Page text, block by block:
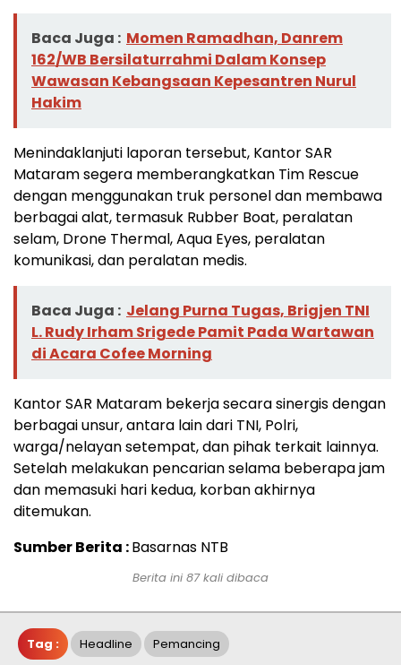
Baca Juga : Momen Ramadhan, Danrem
162/WB Bersilaturrahmi Dalam Konsep
Wawasan Kebangsaan Kepesantren Nurul
Hakim
Menindaklanjuti laporan tersebut, Kantor SAR
Mataram segera memberangkatkan Tim Rescue
dengan menggunakan truk personel dan membawa
berbagai alat, termasuk Rubber Boat, peralatan
selam, Drone Thermal, Aqua Eyes, peralatan
komunikasi, dan peralatan medis.
Baca Juga : Jelang Purna Tugas, Brigjen TNI
L. Rudy Irham Srigede Pamit Pada Wartawan
di Acara Cofee Morning
Kantor SAR Mataram bekerja secara sinergis dengan
berbagai unsur, antara lain dari TNI, Polri,
warga/nelayan setempat, dan pihak terkait lainnya.
Setelah melakukan pencarian selama beberapa jam
dan memasuki hari kedua, korban akhirnya
ditemukan.
Sumber Berita :Basarnas NTB
Berita ini 87 kali dibaca
Tag : Headline Pemancing